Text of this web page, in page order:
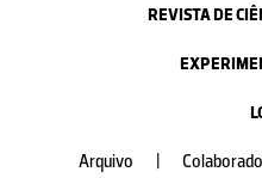
REVISTA DE
Arquivo